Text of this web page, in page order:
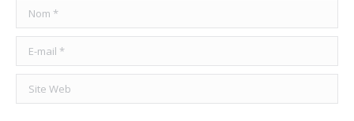
Nom *
E-mail *
Site Web